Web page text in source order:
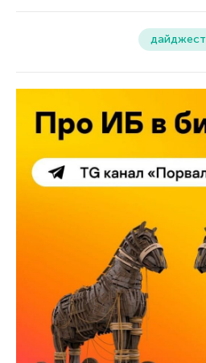
дайджест